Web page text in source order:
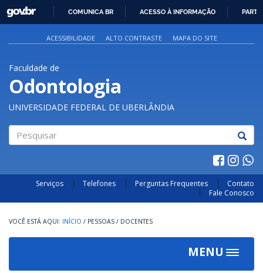
PARA
O
GOVBR
COMUNICA BR ACESSO À INFORMAÇÃO
ACESSIBILIDADE ALTO CONTRASTE MAPA DO SITE
Faculdade de
Odontologia
UNIVERSIDADE FEDERAL DE UBERLÂNDIA
Serviços Telefones Perguntas Frequentes
Contato
Fale Conosco
INÍCIO / PESSOAS / DOCENTES
MENU
Toggle